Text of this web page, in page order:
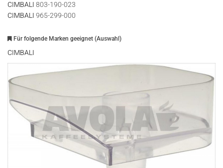
CIMBALI 803-190-023
CIMBALI 965-299-000
Für folgende Marken geeignet (Auswahl)
CIMBALI